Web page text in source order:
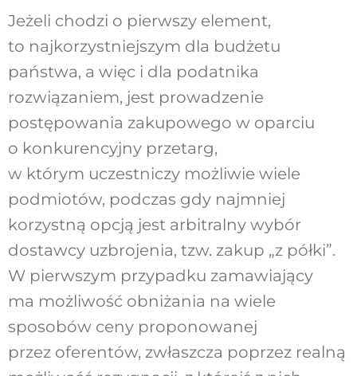
Jeżeli chodzi o pierwszy element,
to najkorzystniejszym dla budżetu
państwa, a więc i dla podatnika
rozwiązaniem, jest prowadzenie
postępowania zakupowego w oparciu
o konkurencyjny przetarg,
w którym uczestniczy możliwie wiele
podmiotów, podczas gdy najmniej
korzystną opcją jest arbitralny wybór
dostawcy uzbrojenia, tzw. zakup „z półki”.
W pierwszym przypadku zamawiający
ma możliwość obniżania na wiele
sposobów ceny proponowanej
przez oferentów, zwłaszcza poprzez realną